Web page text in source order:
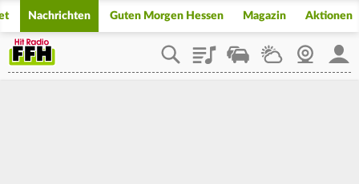
Nachrichten Guten Morgen Hessen Magazin Aktionen
PlaylistStaupilotWetterWebcam